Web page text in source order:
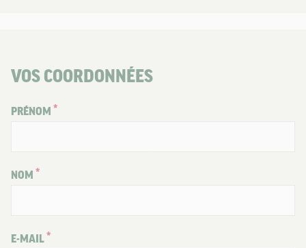
VOS COORDONNÉES
PRÉNOM
NOM
E-MAIL